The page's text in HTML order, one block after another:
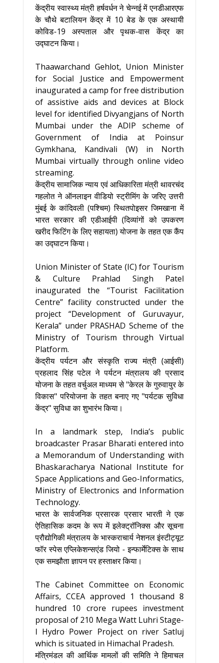
केंद्रीय स्वास्थ्य मंत्री हर्षवर्धन ने चेन्नई में एनडीआरएफ
के चौथे बटालियन केंद्र में 10 बेड के एक अस्थायी
कोविड-19 अस्पताल और पृथक-वास केंद्र का
उद्घाटन किया।
Thaawarchand Gehlot, Union Minister
for Social Justice and Empowerment
inaugurated a camp for free distribution
of assistive aids and devices at Block
level for identified Divyangjans of North
Mumbai under the ADIP scheme of
Government of India at Poinsur
Gymkhana, Kandivali (W) in North
Mumbai virtually through online video
streaming.
केंद्रीय सामाजिक न्याय एवं आधिकारिता मंत्री थावरचंद
गहलोत ने ऑनलाइन वीडियो स्ट्रीमिंग के जरिए उत्तरी
मुंबई के कांदिवली (पश्चिम) स्थितपोइसर जिमखाना में
भारत सरकार की एडीआईपी (दिव्यांगों को उपकरण
खरीद फिटिंग के लिए सहायता) योजना के तहत एक कैंप
का उद्घाटन किया।
Union Minister of State (IC) for Tourism
& Culture Prahlad Singh Patel
inaugurated the “Tourist Facilitation
Centre” facility constructed under the
project “Development of Guruvayur,
Kerala” under PRASHAD Scheme of the
Ministry of Tourism through Virtual
Platform.
केंद्रीय पर्यटन और संस्कृति राज्य मंत्री (आईसी)
प्रहलाद सिंह पटेल ने पर्यटन मंत्रालय की प्रसाद
योजना के तहत वर्चुअल माध्यम से "केरल के गुरुवायुर के
विकास" परियोजना के तहत बनाए गए "पर्यटक सुविधा
केंद्र" सुविधा का शुभारंभ किया।
In a landmark step, India’s public
broadcaster Prasar Bharati entered into
a Memorandum of Understanding with
Bhaskaracharya National Institute for
Space Applications and Geo-Informatics,
Ministry of Electronics and Information
Technology.
भारत के सार्वजनिक प्रसारक प्रसार भारती ने एक
ऐतिहासिक कदम के रूप में इलेक्ट्रॉनिक्स और सूचना
प्रौद्योगिकी मंत्रालय के भास्कराचार्य नेशनल इंस्टीट्यूट
फॉर स्पेस एप्लिकेशन्सएंड जियो - इन्फार्मेटिक्स के साथ
एक समझौता ज्ञापन पर हस्ताक्षर किया।
The Cabinet Committee on Economic
Affairs, CCEA approved 1 thousand 8
hundred 10 crore rupees investment
proposal of 210 Mega Watt Luhri Stage-
I Hydro Power Project on river Satluj
which is situated in Himachal Pradesh.
मंत्रिमंडल की आर्थिक मामलों की समिति ने हिमाचल